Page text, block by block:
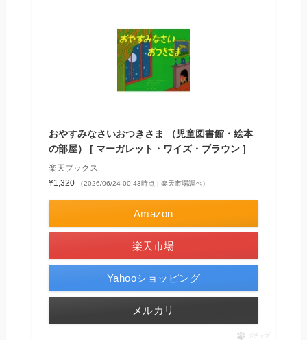
おやすみなさいおつきさま （児童図書館・絵本
の部屋） [ マーガレット・ワイズ・ブラウン ]
楽天ブックス
¥1,320
（2026/06/24 00:43時点 | 楽天市場調べ）
Amazon
楽天市場
Yahooショッピング
メルカリ
ポチップ